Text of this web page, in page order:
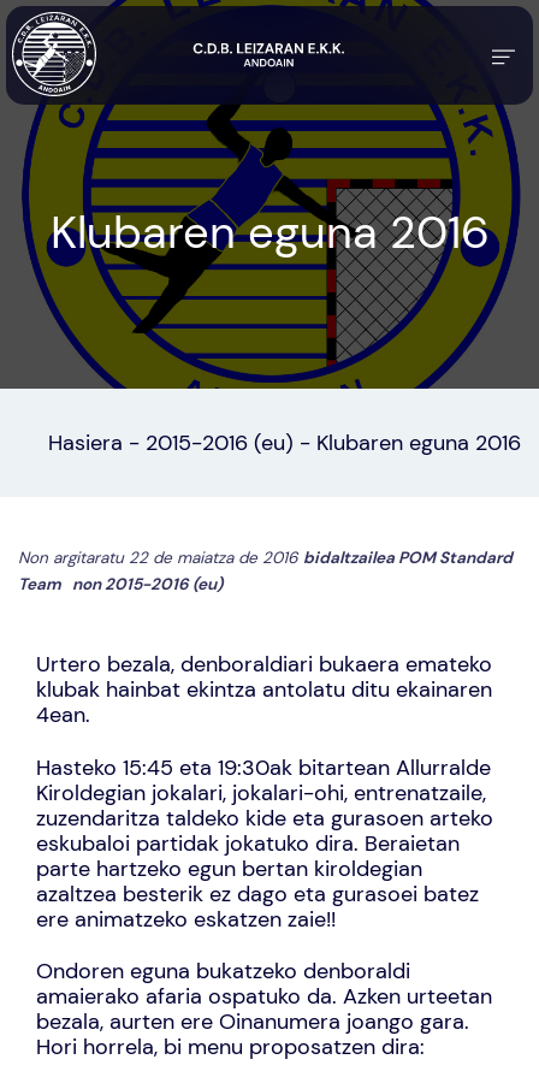
Klubaren eguna 2016
Hasiera - 2015-2016 (eu) - Klubaren eguna 2016
Non argitaratu 22 de maiatza de 2016 bidaltzailea POM Standard
Team non2015-2016 (eu)
Urtero bezala, denboraldiari bukaera emateko
klubak hainbat ekintza antolatu ditu ekainaren
4ean.
Hasteko 15:45 eta 19:30ak bitartean Allurralde
Kiroldegian jokalari, jokalari-ohi, entrenatzaile,
zuzendaritza taldeko kide eta gurasoen arteko
eskubaloi partidak jokatuko dira. Beraietan
parte hartzeko egun bertan kiroldegian
azaltzea besterik ez dago eta gurasoei batez
ere animatzeko eskatzen zaie!!
Ondoren eguna bukatzeko denboraldi
amaierako afaria ospatuko da. Azken urteetan
bezala, aurten ere Oinanumera joango gara.
Hori horrela, bi menu proposatzen dira: